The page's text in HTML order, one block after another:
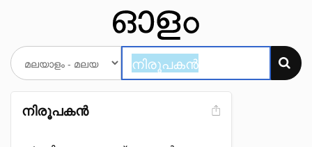
നിരൂപകൻ